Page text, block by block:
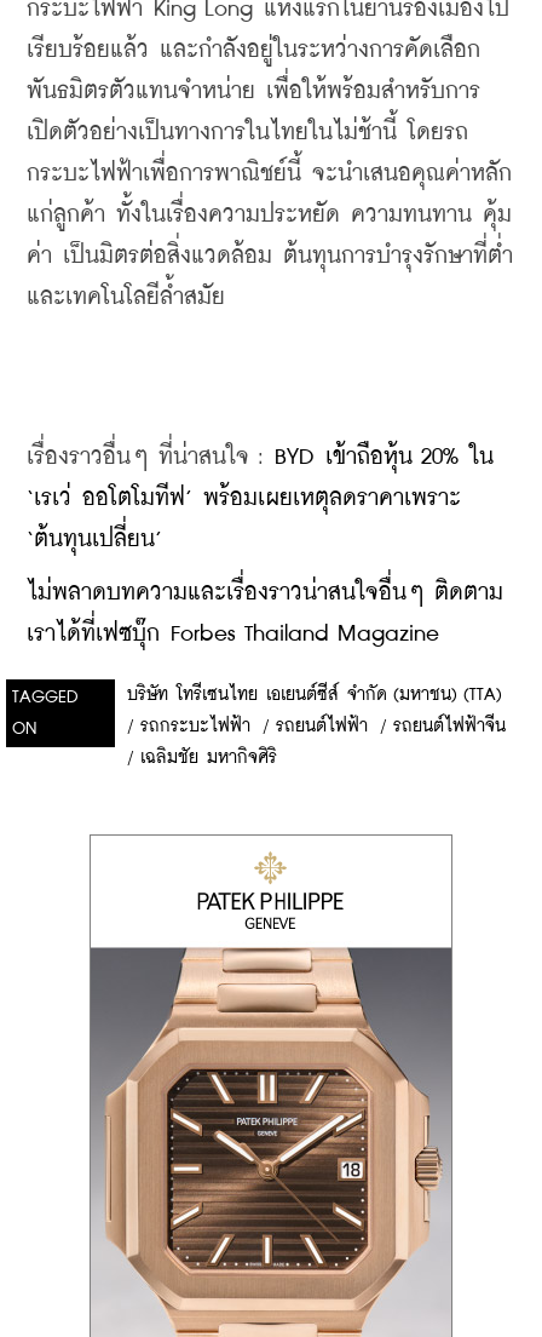
กระบะไฟฟ้า King Long แห่งแรกในย่านรองเมืองไป
เรียบร้อยแล้ว และกำลังอยู่ในระหว่างการคัดเลือก
พันธมิตรตัวแทนจำหน่าย เพื่อให้พร้อมสำหรับการ
เปิดตัวอย่างเป็นทางการในไทยในไม่ช้านี้ โดยรถ
กระบะไฟฟ้าเพื่อการพาณิชย์นี้ จะนำเสนอคุณค่าหลัก
แก่ลูกค้า ทั้งในเรื่องความประหยัด ความทนทาน คุ้ม
ค่า เป็นมิตรต่อสิ่งแวดล้อม ต้นทุนการบำรุงรักษาที่ต่ำ
และเทคโนโลยีล้ำสมัย
เรื่องราวอื่นๆ ที่น่าสนใจ : BYD เข้าถือหุ้น 20% ใน
‘เรเว่ ออโตโมทีฟ’ พร้อมเผยเหตุลดราคาเพราะ
‘ต้นทุนเปลี่ยน’
ไม่พลาดบทความและเรื่องราวน่าสนใจอื่นๆ ติดตาม
เราได้ที่เฟซบุ๊ก Forbes Thailand Magazine
TAGGED
ON
บริษัท โทรีเซนไทย เอเยนต์ซีส์ จำกัด (มหาชน) (TTA)
/ รถกระบะไฟฟ้า / รถยนต์ไฟฟ้า / รถยนต์ไฟฟ้าจีน
/ เฉลิมชัย มหากิจศิริ